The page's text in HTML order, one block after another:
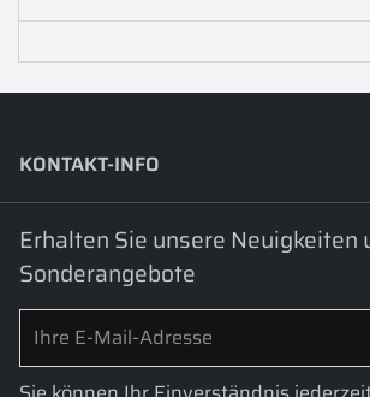
KONTAKT-INFO
Erhalten Sie unsere Neuigkeiten
Sonderangebote